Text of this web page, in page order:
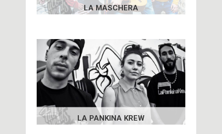
LA MASCHERA
LA PANKINA KREW